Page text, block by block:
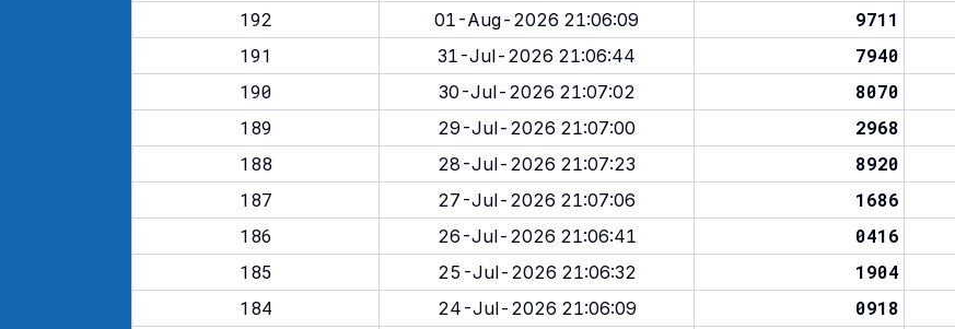
192
01-Aug-2026 21:06:09 9711
191
31-Jul-2026 21:06:44 7940
190
30-Jul-2026 21:07:02 8070
189
29-Jul-2026 21:07:00 2968
188
28-Jul-2026 21:07:23 8920
187
27-Jul-2026 21:07:06 1686
186
26-Jul-2026 21:06:41 0416
185
25-Jul-2026 21:06:32 1904
184
24-Jul-2026 21:06:09 0918